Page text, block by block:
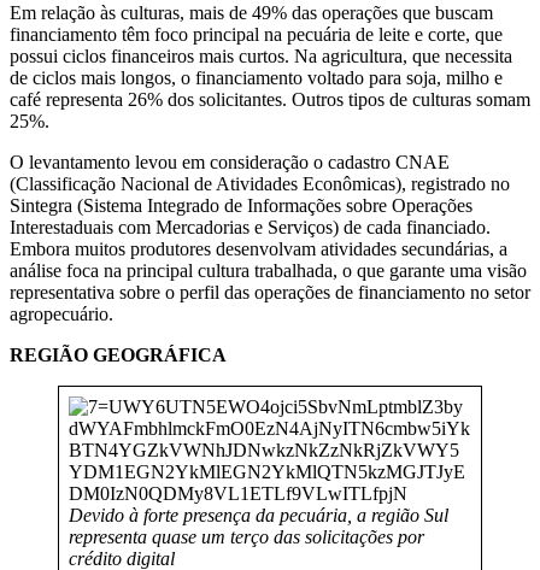
Em relação às culturas, mais de 49% das operações que buscam
financiamento têm foco principal na pecuária de leite e corte, que
possui ciclos financeiros mais curtos. Na agricultura, que necessita
de ciclos mais longos, o financiamento voltado para soja, milho e
café representa 26% dos solicitantes. Outros tipos de culturas somam
25%.
O levantamento levou em consideração o cadastro CNAE
(Classificação Nacional de Atividades Econômicas), registrado no
Sintegra (Sistema Integrado de Informações sobre Operações
Interestaduais com Mercadorias e Serviços) de cada financiado.
Embora muitos produtores desenvolvam atividades secundárias, a
análise foca na principal cultura trabalhada, o que garante uma visão
representativa sobre o perfil das operações de financiamento no setor
agropecuário.
REGIÃO GEOGRÁFICA
Devido à forte presença da pecuária, a região Sul
representa quase um terço das solicitações por
crédito digital